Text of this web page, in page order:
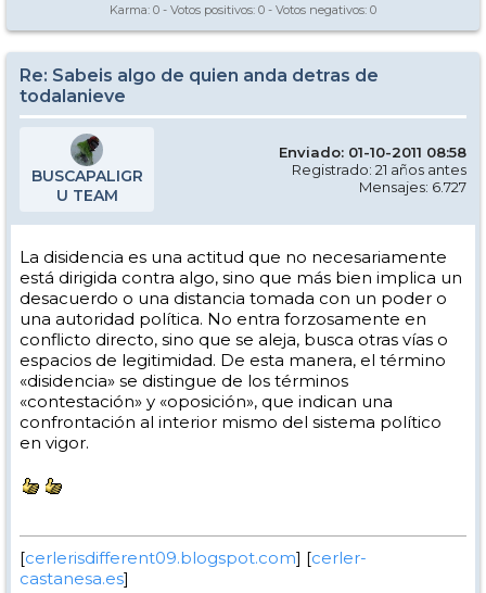
Karma: 0 - Votos positivos: 0 - Votos negativos: 0
Re: Sabeis algo de quien anda detras de
todalanieve
BUSCAPALIGR
U TEAM
Enviado: 01-10-2011 08:58
Registrado: 21 años antes
Mensajes: 6.727
La disidencia es una actitud que no necesariamente
está dirigida contra algo, sino que más bien implica un
desacuerdo o una distancia tomada con un poder o
una autoridad política. No entra forzosamente en
conflicto directo, sino que se aleja, busca otras vías o
espacios de legitimidad. De esta manera, el término
«disidencia» se distingue de los términos
«contestación» y «oposición», que indican una
confrontación al interior mismo del sistema político
en vigor.
[cerlerisdifferent09.blogspot.com] [cerler-
castanesa.es]